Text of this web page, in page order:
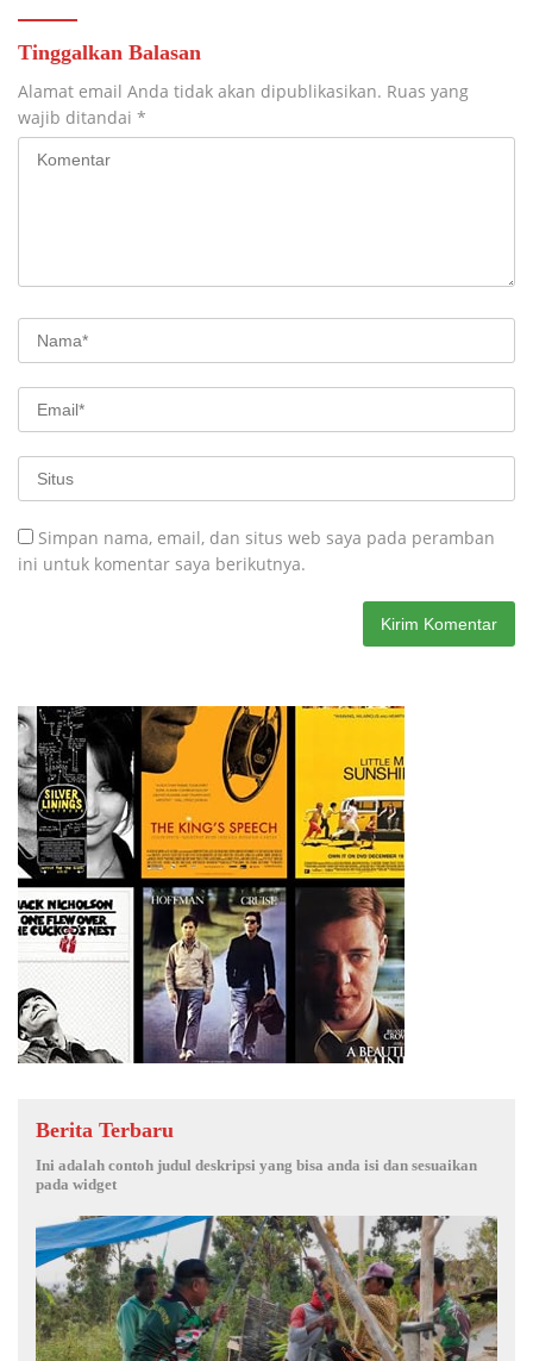
Tinggalkan Balasan
Alamat email Anda tidak akan dipublikasikan. Ruas yang
wajib ditandai *
Simpan nama, email, dan situs web saya pada peramban
ini untuk komentar saya berikutnya.
Berita Terbaru
Ini adalah contoh judul deskripsi yang bisa anda isi dan sesuaikan
pada widget